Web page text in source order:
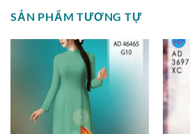
SẢN PHẨM TƯƠNG TỰ